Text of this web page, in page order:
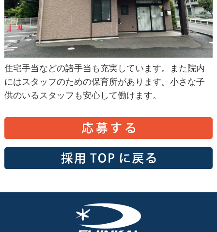
住宅手当などの諸手当も充実しています。また院内
にはスタッフのための保育所があります。小さな子
供のいるスタッフも安心して働けます。